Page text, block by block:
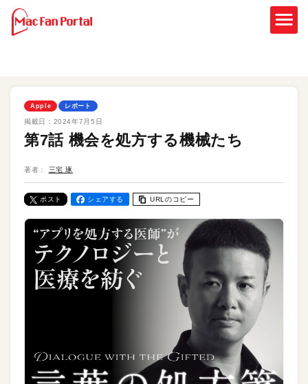
Apple レポート
掲載日： 2024年7月5日
第7話 機会を処方する機械たち
著者： 三宅 琢
ポスト シェアする URLのコピー